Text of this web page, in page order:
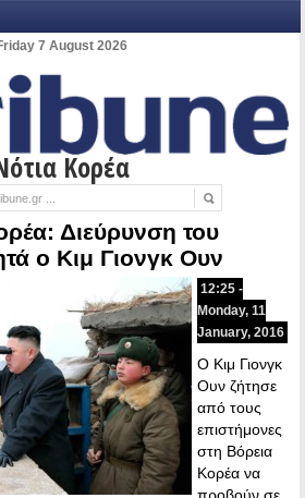
7 August 2026
Κορέα
Διεύρυνση του
ο Κιμ Γιονγκ Ουν
12:25 -
Monday, 11
January, 2016
Ο Κιμ Γιονγκ
Ουν ζήτησε
από τους
επιστήμονες
στη Βόρεια
Κορέα να
προβούν σε